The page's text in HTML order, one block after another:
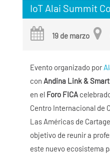
IoT Alai Summit
19 de marzo
Evento organizado por
con Andina Link &
en el Foro FICA
Centro Internacional de
Las Américas de
objetivo de reunir a
este nuevo ecosistema